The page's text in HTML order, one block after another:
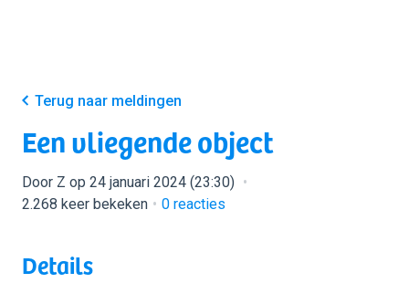
Terug naar meldingen
Een vliegende object
Door Z op 24 januari 2024 (23:30)
2.268 keer bekeken
0 reacties
Details